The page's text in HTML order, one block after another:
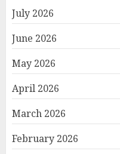
July 2026
June 2026
May 2026
April 2026
March 2026
February 2026